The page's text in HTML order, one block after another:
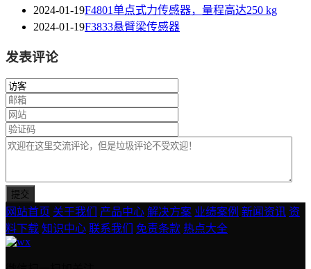
2024-01-19F4801单点式力传感器，量程高达250 kg
2024-01-19F3833悬臂梁传感器
发表评论
网站首页 关于我们 产品中心 解决方案 业绩案例 新闻资讯 资
料下载 知识中心 联系我们 免责条款 热点大全